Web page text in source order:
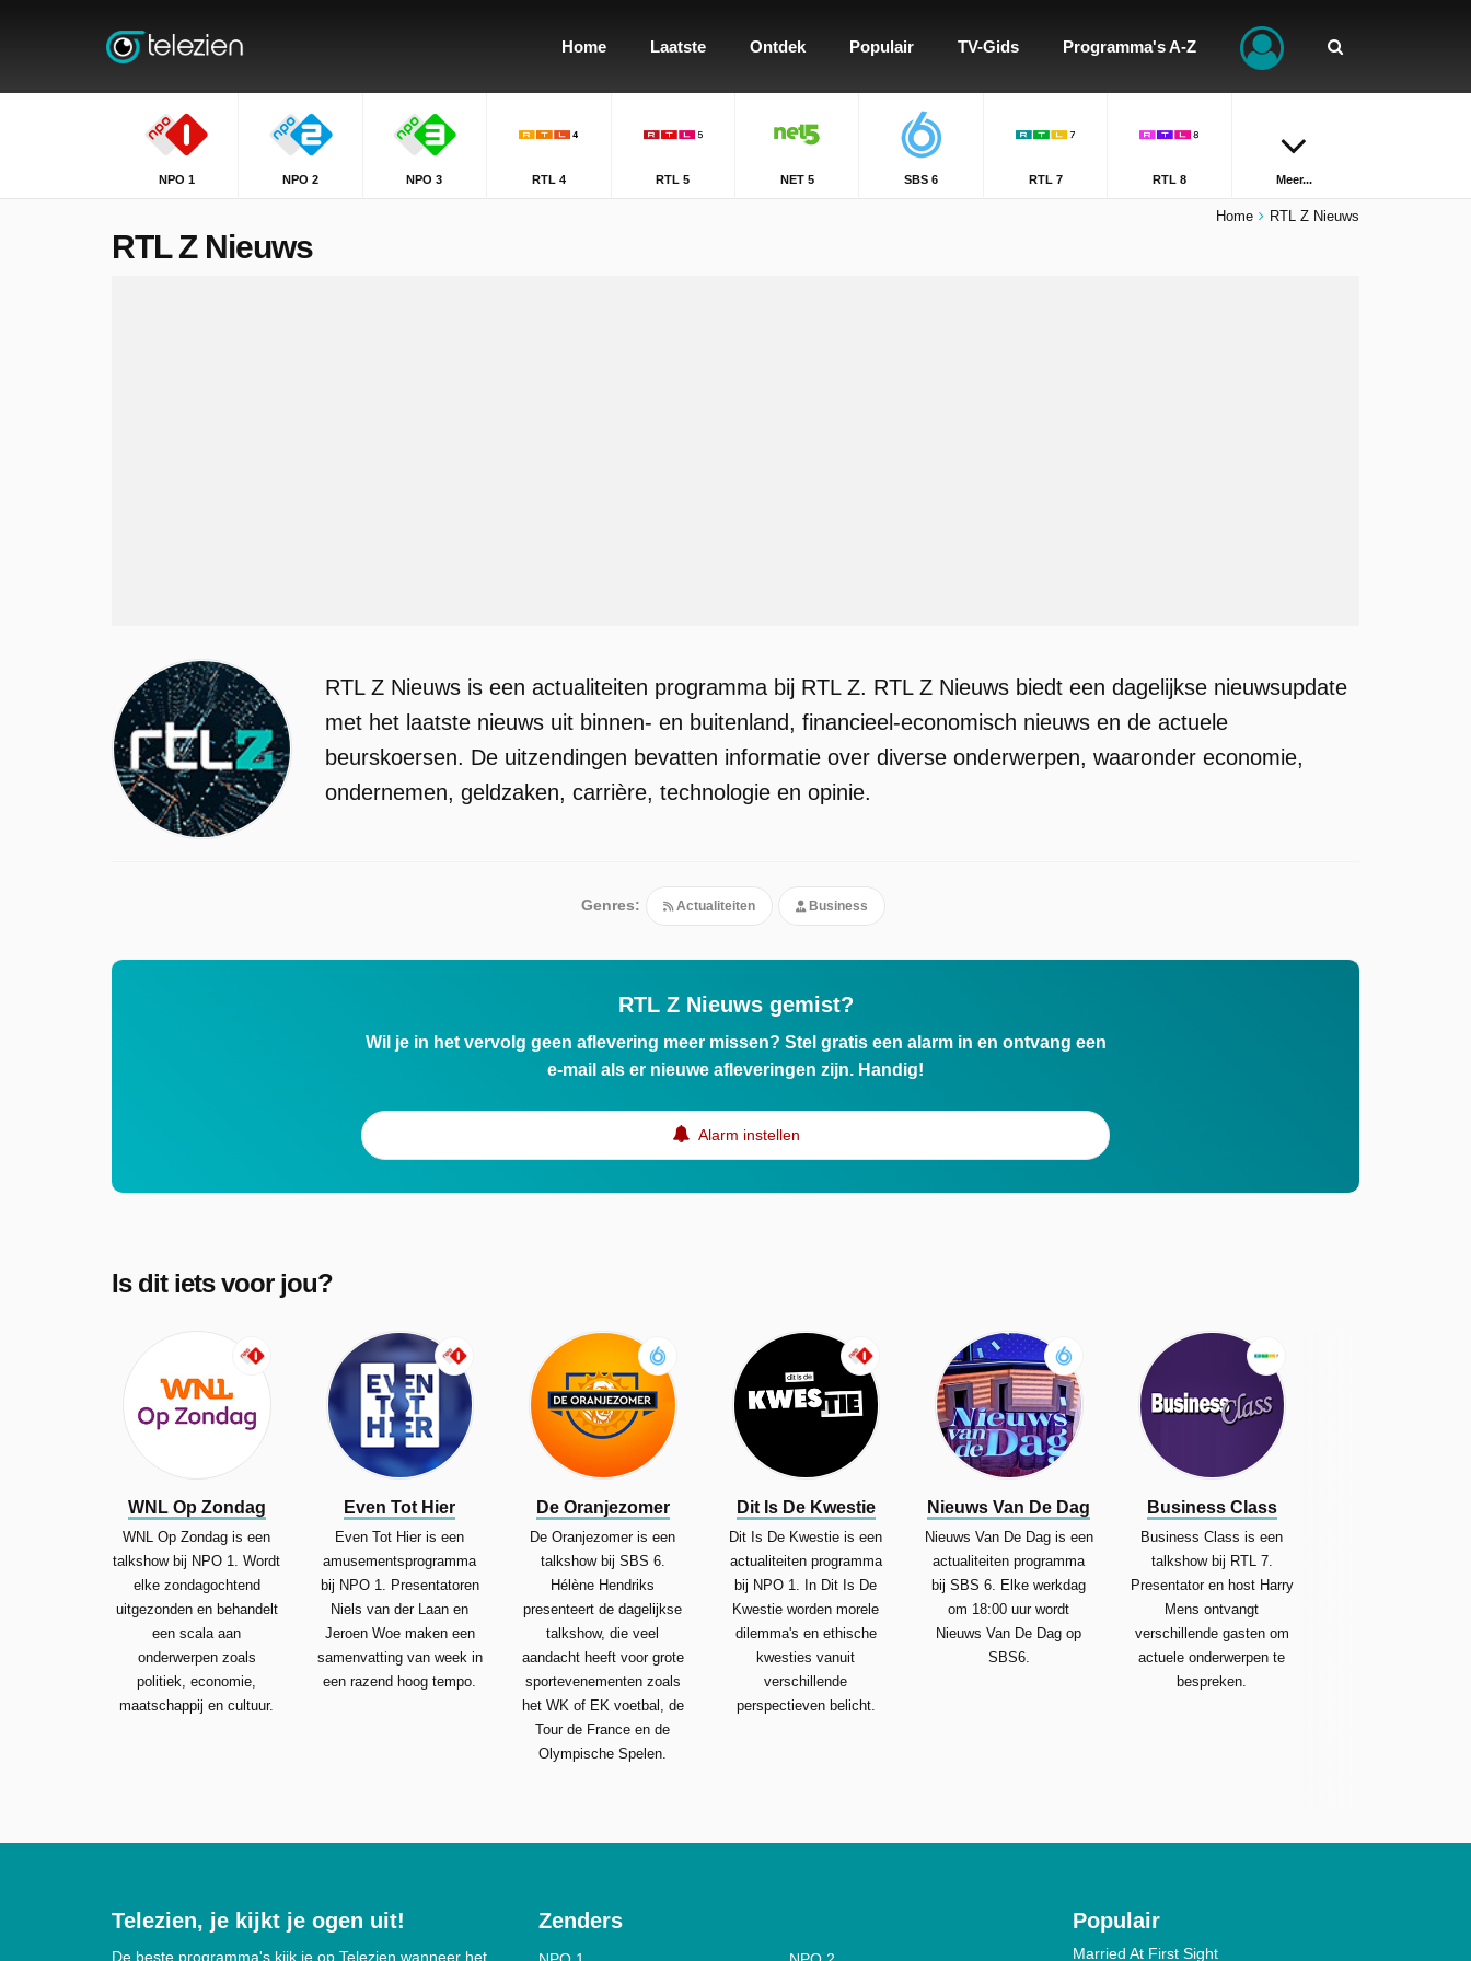
Home Laatste Ontdek Populair TV-Gids Programma's A-Z
NPO 1 NPO 2 NPO 3 RTL 4 RTL 5 NET 5 SBS 6 RTL 7 RTL 8 Meer...
Home RTL Z Nieuws
RTL Z Nieuws
RTL Z Nieuws is een actualiteiten programma bij RTL Z. RTL Z Nieuws biedt een dagelijkse nieuwsupdate
met het laatste nieuws uit binnen- en buitenland, financieel-economisch nieuws en de actuele
beurskoersen. De uitzendingen bevatten informatie over diverse onderwerpen, waaronder economie,
ondernemen, geldzaken, carrière, technologie en opinie.
Genres: Actualiteiten Business
RTL Z Nieuws gemist?
Wil je in het vervolg geen aflevering meer missen? Stel gratis een alarm in en ontvang een
e-mail als er nieuwe afleveringen zijn. Handig!
Alarm instellen
Is dit iets voor jou?
WNL Op Zondag
WNL Op Zondag is een
talkshow bij NPO 1. Wordt
elke zondagochtend
uitgezonden en behandelt
een scala aan
onderwerpen zoals
politiek, economie,
maatschappij en cultuur.
Even Tot Hier
Even Tot Hier is een
amusementsprogramma
bij NPO 1. Presentatoren
Niels van der Laan en
Jeroen Woe maken een
samenvatting van week in
een razend hoog tempo.
De Oranjezomer
De Oranjezomer is een
talkshow bij SBS 6.
Hélène Hendriks
presenteert de dagelijkse
talkshow, die veel
aandacht heeft voor grote
sportevenementen zoals
het WK of EK voetbal, de
Tour de France en de
Olympische Spelen.
Dit Is De Kwestie
Dit Is De Kwestie is een
actualiteiten programma
bij NPO 1. In Dit Is De
Kwestie worden morele
dilemma's en ethische
kwesties vanuit
verschillende
perspectieven belicht.
Nieuws Van De Dag
Nieuws Van De Dag is een
actualiteiten programma
bij SBS 6. Elke werkdag
om 18:00 uur wordt
Nieuws Van De Dag op
SBS6.
Business Class
Business Class is een
talkshow bij RTL 7.
Presentator en host Harry
Mens ontvangt
verschillende gasten om
actuele onderwerpen te
bespreken.
Telezien, je kijkt je ogen uit!
De beste programma's kijk je op Telezien wanneer het
Zenders Populair
Married At First Sight